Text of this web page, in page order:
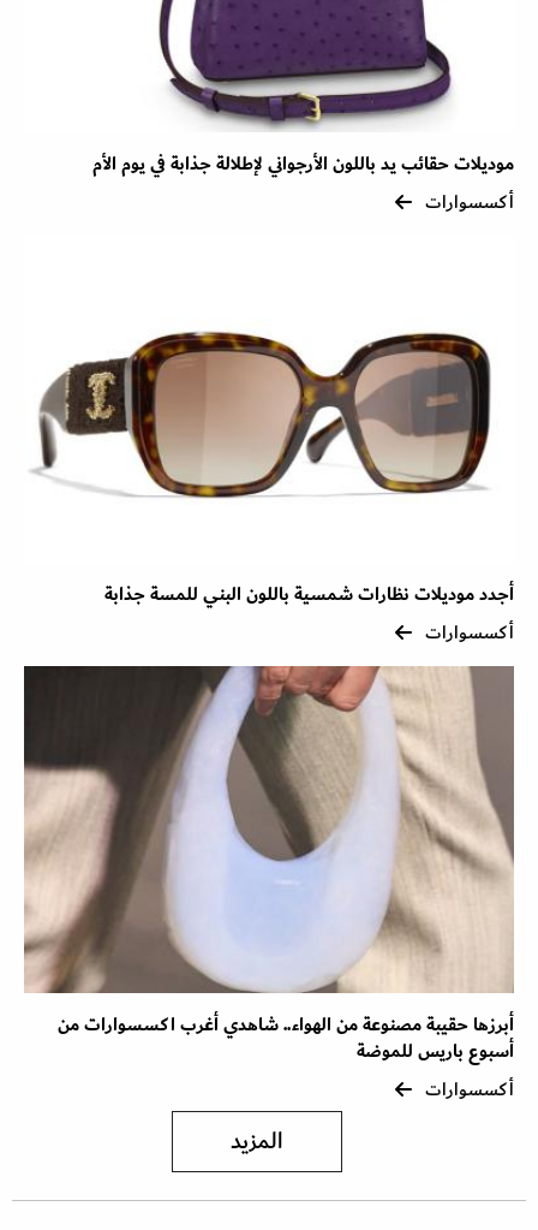
موديلات حقائب يد باللون الأرجواني لإطلالة جذابة في يوم الأم
أكسسوارات
أجدد موديلات نظارات شمسية باللون البني للمسة جذابة
أكسسوارات
أبرزها حقيبة مصنوعة من الهواء.. شاهدي أغرب اكسسوارات من
أسبوع باريس للموضة
أكسسوارات
المزيد